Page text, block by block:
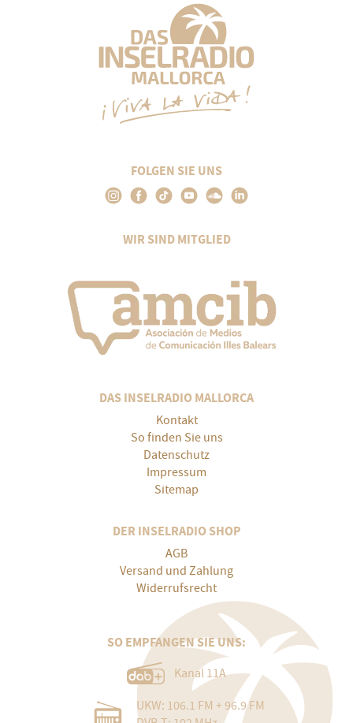
FOLGEN SIE UNS
WIR SIND MITGLIED
DAS INSELRADIO MALLORCA
Kontakt
So finden Sie uns
Datenschutz
Impressum
Sitemap
DER INSELRADIO SHOP
AGB
Versand und Zahlung
Widerrufsrecht
SO EMPFANGEN SIE UNS:
Kanal 11A
UKW: 106.1 FM + 96.9 FM